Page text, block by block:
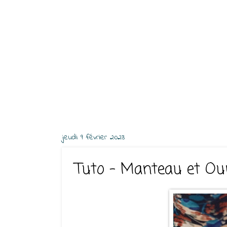
jeudi 9 février 2023
Tuto - Manteau et